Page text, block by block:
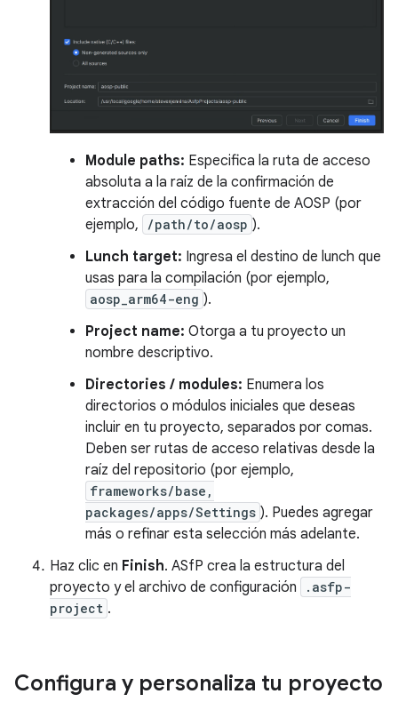
Module paths: Especifica la ruta de acceso
absoluta a la raíz de la confirmación de
extracción del código fuente de AOSP (por
ejemplo,
/path/to/aosp ).
Lunch target: Ingresa el destino de lunch que
usas para la compilación (por ejemplo,
aosp_arm64-eng ).
Project name: Otorga a tu proyecto un
nombre descriptivo.
Directories / modules: Enumera los
directorios o módulos iniciales que deseas
incluir en tu proyecto, separados por comas.
Deben ser rutas de acceso relativas desde la
raíz del repositorio (por ejemplo,
frameworks/base,
packages/apps/Settings ). Puedes agregar
más o refinar esta selección más adelante.
Haz clic en Finish. ASfP crea la estructura del
proyecto y el archivo de configuración
.asfp-
project .
Configura y personaliza tu proyecto